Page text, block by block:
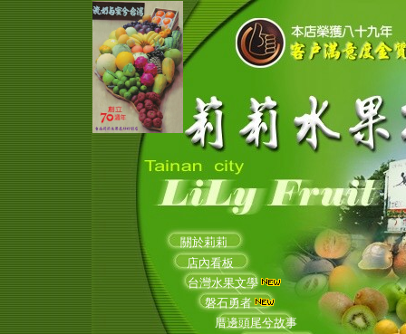
關於莉莉
店內看板
台灣水果文學
磐石勇者
厝邊頭尾兮故事